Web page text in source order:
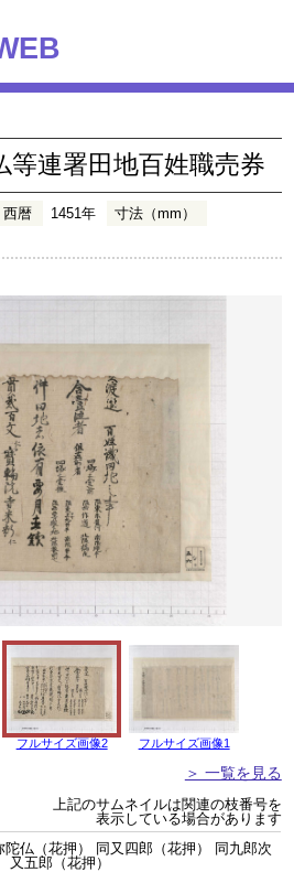
等連署田地百姓職売券
西暦 1451年
寸法（mm）
フルサイズ画像2 フルサイズ画像1
＞ 一覧を見る
上記のサムネイルは関連の枝番号を
表示している場合があります
陀仏（花押） 同又四郎（花押） 同九郎次
又五郎（花押）